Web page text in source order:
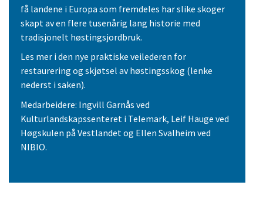
få landene i Europa som fremdeles har slike skoger
skapt av en flere tusenårig lang historie med
tradisjonelt høstingsjordbruk.
Les mer i den nye praktiske veilederen for
restaurering og skjøtsel av høstingsskog (lenke
nederst i saken).
Medarbeidere: Ingvill Garnås ved
Kulturlandskapssenteret i Telemark, Leif Hauge ved
Høgskulen på Vestlandet og Ellen Svalheim ved
NIBIO.